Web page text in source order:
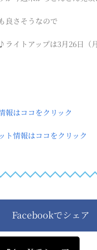
良さそうなので
イトアップは3月26日（
報はココをクリック
情報はココをクリック
Facebookでシェア